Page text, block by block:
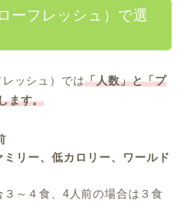
ーフレッシュ）で選
ッシュ）では「人数」と「プ
ます。
リー、低カロリー、ワールド
～４食、4人前の場合は３食